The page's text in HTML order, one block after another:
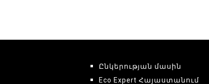
Ընկերության մասին
Eco Expert Հայաստանում